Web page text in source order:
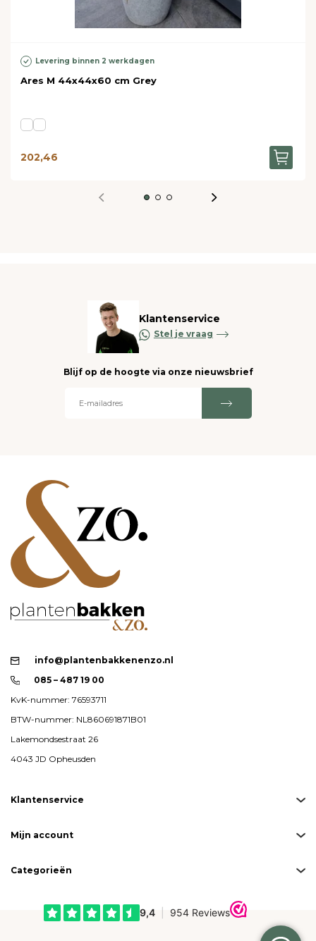
Levering binnen 2 werkdagen
Ares M 44x44x60 cm Grey
202,46
Klantenservice
Stel je vraag
Blijf op de hoogte via onze nieuwsbrief
info@plantenbakkenenzo.nl
085 – 487 19 00
KvK-nummer: 76593711
BTW-nummer: NL860691871B01
Lakemondsestraat 26
4043 JD Opheusden
Klantenservice
Mijn account
Categorieën